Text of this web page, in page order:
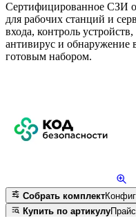
Сертифицированное СЗИ
для рабочих станций и
входа, контроль
антивирус и
готовым набором.
Собрать комплект
Купить по артикулу